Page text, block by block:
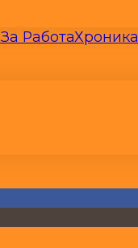
РаботаХроника